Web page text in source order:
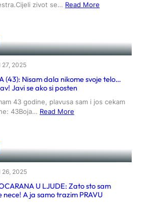
zivot se… Read More
27, 2025
(43): Nisam dala nikome svoje telo…
Javi se ako si posten
43 godine, plavusa sam i jos cekam
43Boja… Read More
26, 2025
U LJUDE: Zato sto sam
nece! A ja samo trazim PRAVU